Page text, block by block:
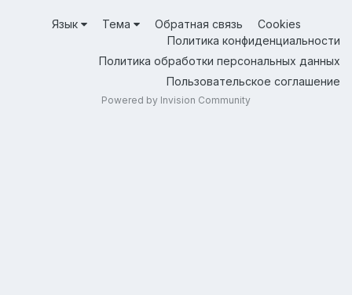
Язык Тема Обратная связь
Cookies
Политика конфиденциальности
Политика обработки персональных данных
Пользовательское соглашение
Powered by Invision Community